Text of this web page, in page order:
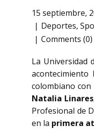
15 septiembre,
Deportes,
Comments (0)
La Universidad
colombiano con
Natalia Linares
Profesional de
en la primera